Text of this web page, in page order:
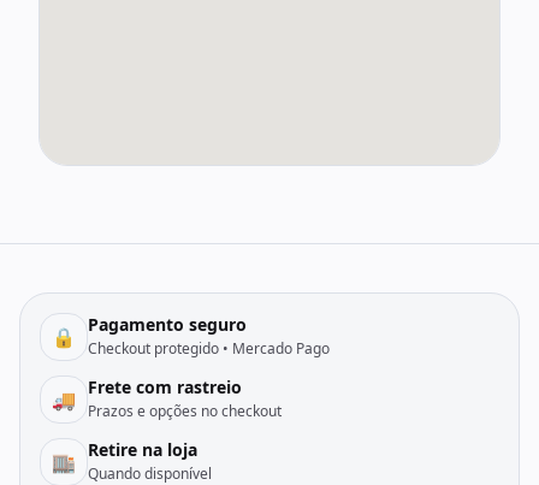
🔒 Pagamento seguro
Checkout protegido • Mercado Pago
🚚 Frete com rastreio
Prazos e opções no checkout
🏬 Retire na loja
Quando disponível